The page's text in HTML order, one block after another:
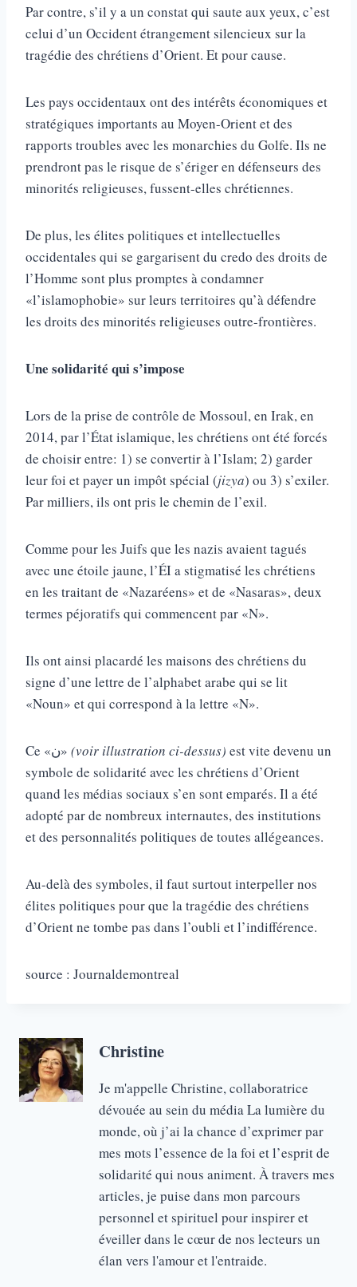
Par contre, s’il y a un constat qui saute aux yeux, c’est
celui d’un Occident étrangement silencieux sur la
tragédie des chrétiens d’Orient. Et pour cause.
Les pays occidentaux ont des intérêts économiques et
stratégiques importants au Moyen-Orient et des
rapports troubles avec les monarchies du Golfe. Ils ne
prendront pas le risque de s’ériger en défenseurs des
minorités religieuses, fussent-elles chrétiennes.
De plus, les élites politiques et intellectuelles
occidentales qui se gargarisent du credo des droits de
l’Homme sont plus promptes à condamner
«l’islamophobie» sur leurs territoires qu’à défendre
les droits des minorités religieuses outre-frontières.
Une solidarité qui s’impose
Lors de la prise de contrôle de Mossoul, en Irak, en
2014, par l’État islamique, les chrétiens ont été forcés
de choisir entre: 1) se convertir à l’Islam; 2) garder
leur foi et payer un impôt spécial (jizya) ou 3) s’exiler.
Par milliers, ils ont pris le chemin de l’exil.
Comme pour les Juifs que les nazis avaient tagués
avec une étoile jaune, l’ÉI a stigmatisé les chrétiens
en les traitant de «Nazaréens» et de «Nasaras», deux
termes péjoratifs qui commencent par «N».
Ils ont ainsi placardé les maisons des chrétiens du
signe d’une lettre de l’alphabet arabe qui se lit
«Noun» et qui correspond à la lettre «N».
Ce «ن» (voir illustration ci-dessus) est vite devenu un
symbole de solidarité avec les chrétiens d’Orient
quand les médias sociaux s’en sont emparés. Il a été
adopté par de nombreux internautes, des institutions
et des personnalités politiques de toutes allégeances.
Au-delà des symboles, il faut surtout interpeller nos
élites politiques pour que la tragédie des chrétiens
d’Orient ne tombe pas dans l’oubli et l’indifférence.
source : Journaldemontreal
Christine
Je m'appelle Christine, collaboratrice
dévouée au sein du média La lumière du
monde, où j’ai la chance d’exprimer par
mes mots l’essence de la foi et l’esprit de
solidarité qui nous animent. À travers mes
articles, je puise dans mon parcours
personnel et spirituel pour inspirer et
éveiller dans le cœur de nos lecteurs un
élan vers l'amour et l'entraide.